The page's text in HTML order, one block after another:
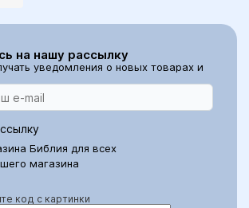
на нашу рассылку
уведомления о новых товарах и
Библия для всех
магазина
код с картинки